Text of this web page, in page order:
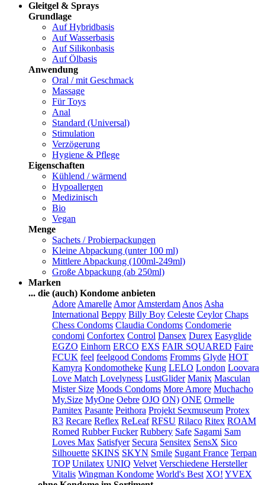
Gleitgel & Sprays
Grundlage
Auf Hybridbasis
Auf Wasserbasis
Auf Silikonbasis
Auf Ölbasis
Anwendung
Oral / mit Geschmack
Massage
Für Toys
Anal
Standard (Universal)
Stimulation
Verzögerung
Hygiene & Pflege
Eigenschaften
Kühlend / wärmend
Hypoallergen
Medizinisch
Bio
Vegan
Menge
Sachets / Probierpackungen
Kleine Abpackung (unter 100 ml)
Mittlere Abpackung (100ml-249ml)
Große Abpackung (ab 250ml)
Marken
... die (auch) Kondome anbieten
Adore Amarelle Amor Amsterdam Anos Asha
International Beppy Billy Boy Celeste Ceylor Chaps
Chess Condoms Claudia Condoms Condomerie
condomi Confortex Control Dansex Durex Easyglide
EGZO Einhorn ERCO EXS FAIR SQUARED Faire
FCUK feel feelgood Condoms Fromms Glyde HOT
Kamyra Kondomotheke Kung LELO London Loovara
Love Match Lovelyness LustGlider Manix Masculan
Mister Size Moods Condoms More Amore Muchacho
My.Size MyOne Oebre OJO ON) ONE Ormelle
Pamitex Pasante Peithora Projekt Sexmuseum Protex
R3 Recare Reflex ReLeaf RFSU Rilaco Ritex ROAM
Romed Rubber Fucker Rubbery Safe Sagami Sam
Loves Max Satisfyer Secura Sensitex SensX Sico
Silhouette SKINS SKYN Smile Sugant France Terpan
TOP Unilatex UNIQ Velvet Verschiedene Hersteller
Vitalis Wingman Kondome World's Best XO! YVEX